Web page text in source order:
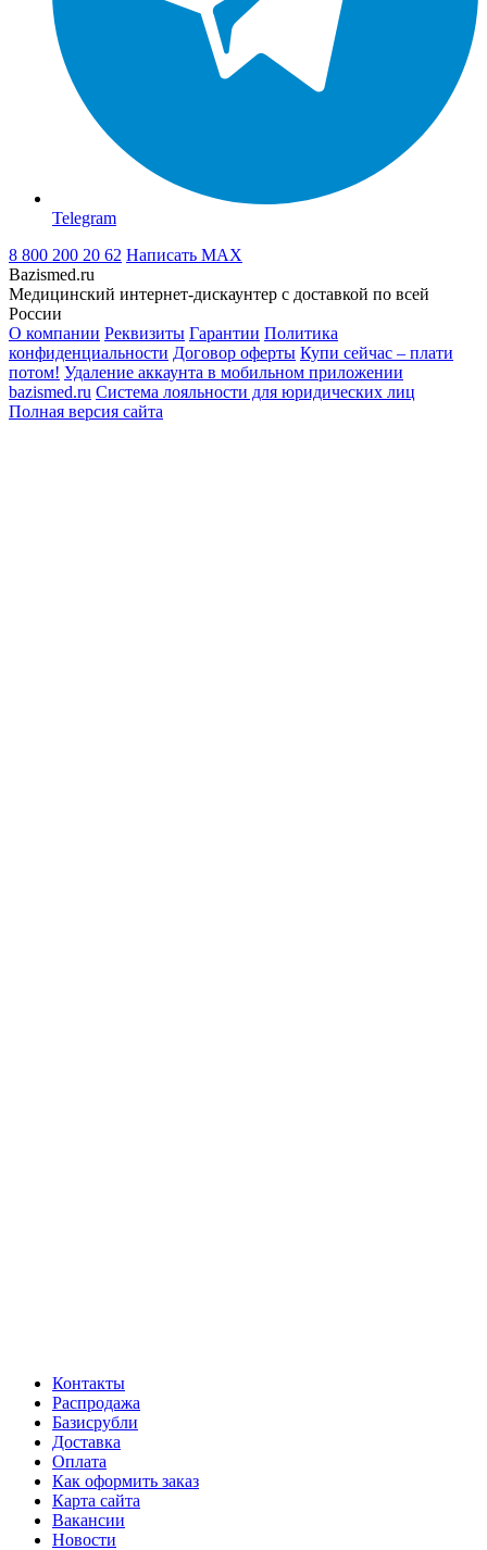
Telegram
8 800 200 20 62 Написать MAX
Bazismed.ru
Медицинский интернет-дискаунтер с доставкой по всей
России
О компании Реквизиты Гарантии Политика
конфиденциальности Договор оферты Купи сейчас – плати
потом! Удаление аккаунта в мобильном приложении
bazismed.ru Система лояльности для юридических лиц
Полная версия сайта
Контакты
Распродажа
Базисрубли
Доставка
Оплата
Как оформить заказ
Карта сайта
Вакансии
Новости